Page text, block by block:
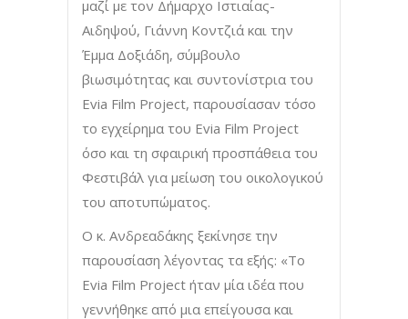
μαζί με τον Δήμαρχο Ιστιαίας-
Αιδηψού, Γιάννη Κοντζιά και την
Έμμα Δοξιάδη, σύμβουλο
βιωσιμότητας και συντονίστρια του
Evia Film Project, παρουσίασαν τόσο
το εγχείρημα του Evia Film Project
όσο και τη σφαιρική προσπάθεια του
Φεστιβάλ για μείωση του οικολογικού
του αποτυπώματος.
Ο κ. Ανδρεαδάκης ξεκίνησε την
παρουσίαση λέγοντας τα εξής: «Το
Evia Film Project ήταν μία ιδέα που
γεννήθηκε από μια επείγουσα και